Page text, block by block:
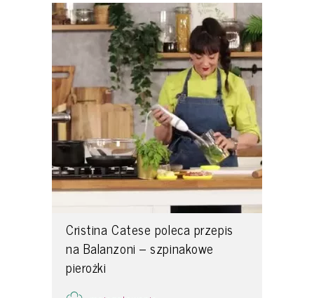
Cristina Catese poleca przepis
na Balanzoni – szpinakowe
pierożki